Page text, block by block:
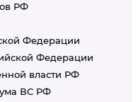
РФ
Федерации
Федерации
власти РФ
ВС РФ